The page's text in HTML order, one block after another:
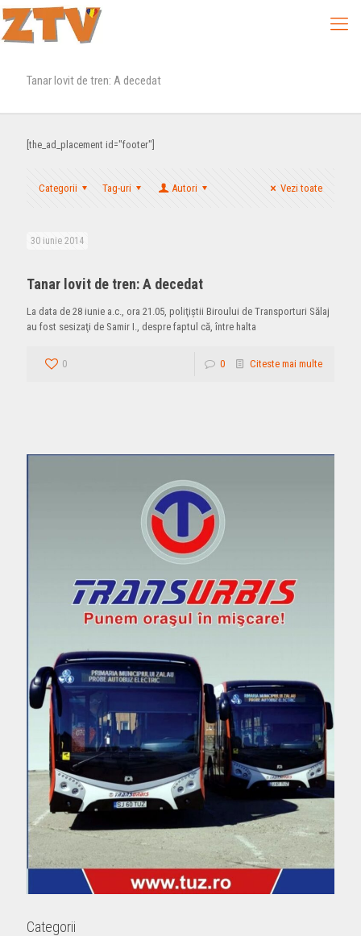
Tanar lovit de tren: A decedat
[the_ad_placement id="footer"]
Categorii Tag-uri Autori Vezi toate
30 iunie 2014
Tanar lovit de tren: A decedat
La data de 28 iunie a.c., ora 21.05, poliţiştii Biroului de Transporturi Sălaj
au fost sesizaţi de Samir I., despre faptul că, între halta
0 0 Citeste mai multe
Categorii